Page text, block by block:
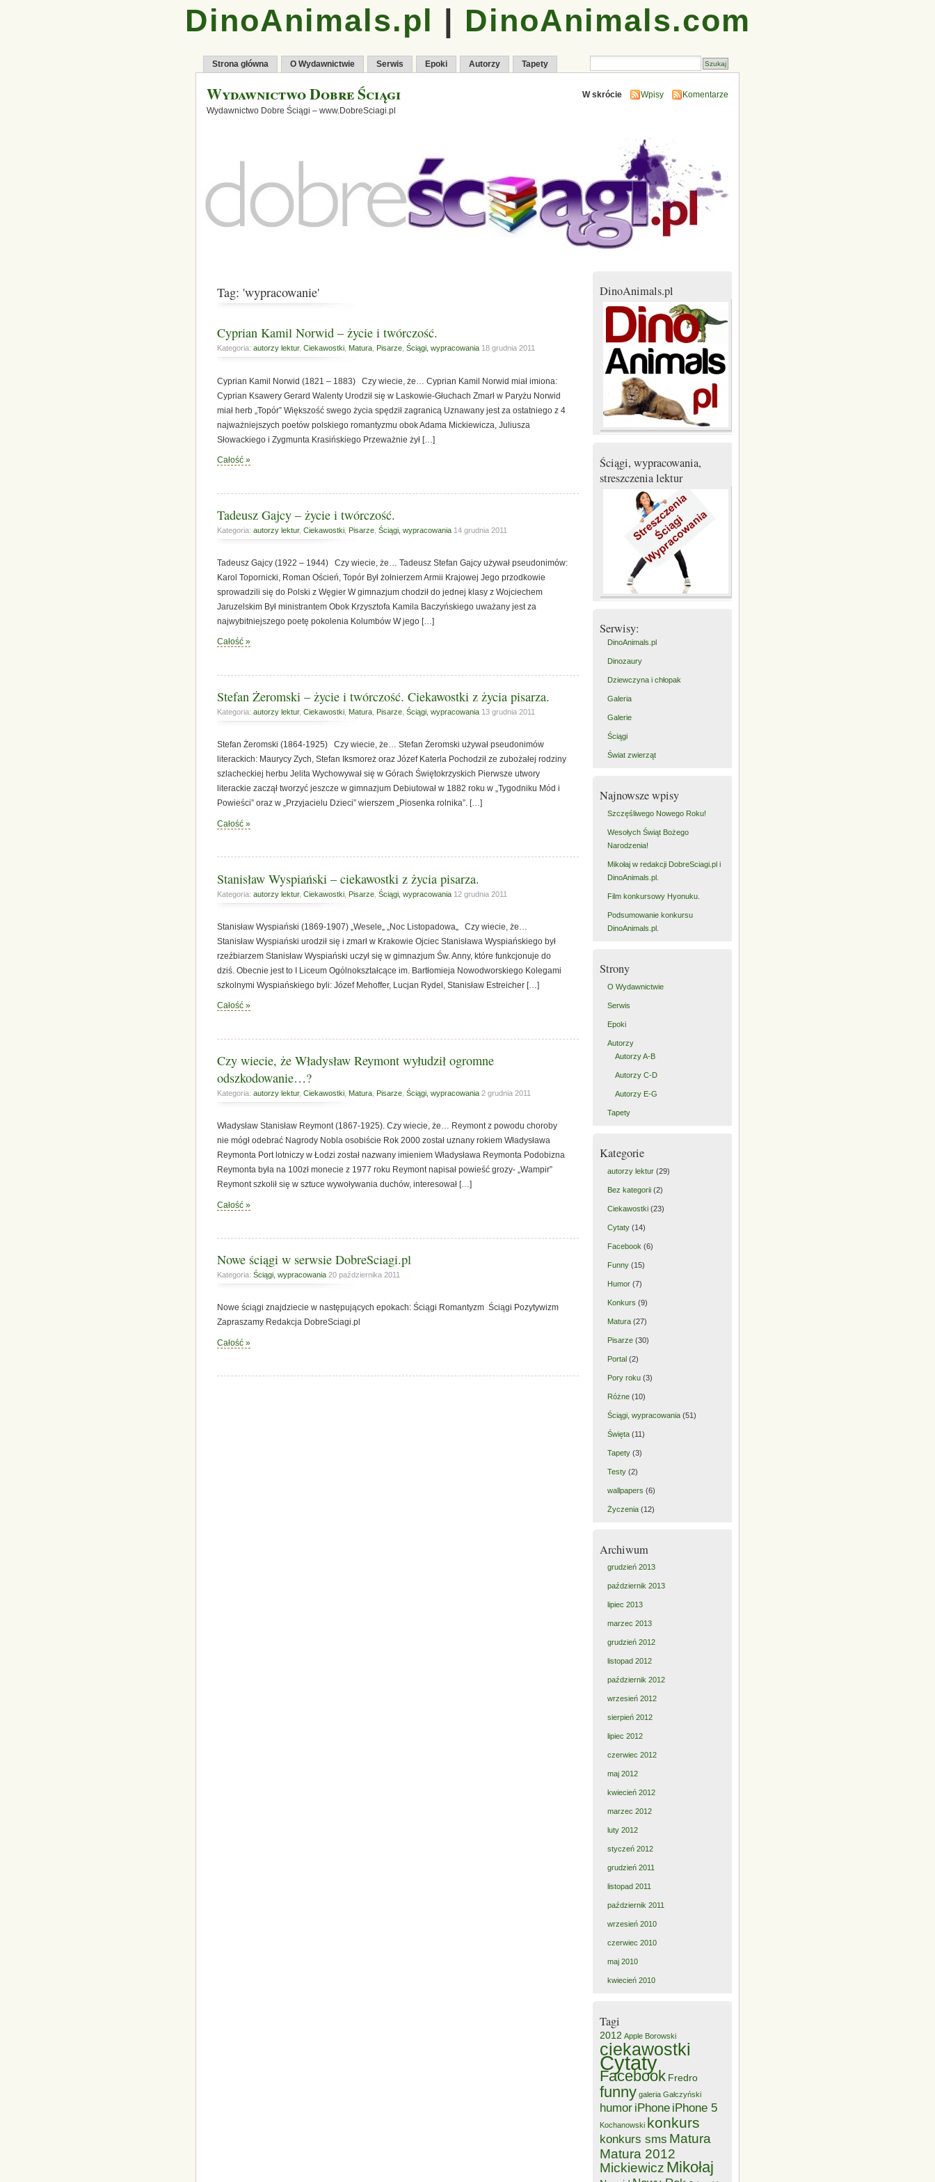
DinoAnimals.pl | DinoAnimals.com
Strona główna O Wydawnictwie Serwis Epoki Autorzy Tapety
Wydawnictwo Dobre Ściągi
Wydawnictwo Dobre Ściągi – www.DobreSciagi.pl
W skrócie Wpisy Komentarze
Tag: 'wypracowanie'
Cyprian Kamil Norwid – życie i twórczość.
Kategoria: autorzy lektur, Ciekawostki, Matura, Pisarze, Ściągi, wypracowania 18 grudnia 2011
Cyprian Kamil Norwid (1821 – 1883) Czy wiecie, że… Cyprian Kamil Norwid miał imiona:
Cyprian Ksawery Gerard Walenty Urodził się w Laskowie-Głuchach Zmarł w Paryżu Norwid
miał herb „Topór” Większość swego życia spędził zagranicą Uznawany jest za ostatniego z 4
najważniejszych poetów polskiego romantyzmu obok Adama Mickiewicza, Juliusza
Słowackiego i Zygmunta Krasińskiego Przeważnie żył […]
Całość »
Tadeusz Gajcy – życie i twórczość.
Kategoria: autorzy lektur, Ciekawostki Pisarze Ściągi, wypracowania 14 grudnia 2011
Tadeusz Gajcy (1922 – 1944) Czy wiecie, że… Tadeusz Stefan Gajcy używał pseudonimów:
Karol Topornicki, Roman Oścień, Topór Był żołnierzem Armii Krajowej Jego przodkowie
sprowadzili się do Polski z Węgier W gimnazjum chodził do jednej klasy z Wojciechem
Jaruzelskim Był ministrantem Obok Krzysztofa Kamila Baczyńskiego uważany jest za
najwybitniejszego poetę pokolenia Kolumbów W jego […]
Całość »
Stefan Żeromski – życie i twórczość. Ciekawostki z życia pisarza.
Kategoria: autorzy lektur, Ciekawostki Matura Pisarze Ściągi, wypracowania 13 grudnia 2011
Stefan Żeromski (1864-1925) Czy wiecie, że… Stefan Żeromski używał pseudonimów
literackich: Maurycy Zych, Stefan Iksmoreż oraz Józef Katerla Pochodził ze zubożałej rodziny
szlacheckiej herbu Jelita Wychowywał się w Górach Świętokrzyskich Pierwsze utwory
literackie zaczął tworzyć jeszcze w gimnazjum Debiutował w 1882 roku w „Tygodniku Mód i
Powieści” oraz w „Przyjacielu Dzieci” wierszem „Piosenka rolnika”. […]
Całość »
Stanisław Wyspiański – ciekawostki z życia pisarza.
Kategoria: autorzy lektur, Ciekawostki Pisarze Ściągi, wypracowania 12 grudnia 2011
Stanisław Wyspiański (1869-1907) „Wesele„ „Noc Listopadowa„ Czy wiecie, że…
Stanisław Wyspiański urodził się i zmarł w Krakowie Ojciec Stanisława Wyspiańskiego był
rzeźbiarzem Stanisław Wyspiański uczył się w gimnazjum Św. Anny, które funkcjonuje do
dziś. Obecnie jest to I Liceum Ogólnokształcące im. Bartłomieja Nowodworskiego Kolegami
szkolnymi Wyspiańskiego byli: Józef Mehoffer, Lucjan Rydel, Stanisław Estreicher […]
Całość »
Czy wiecie, że Władysław Reymont wyłudził ogromne
odszkodowanie…?
Kategoria: autorzy lektur, Ciekawostki Matura Pisarze Ściągi, wypracowania 2 grudnia 2011
Władysław Stanisław Reymont (1867-1925). Czy wiecie, że… Reymont z powodu choroby
nie mógł odebrać Nagrody Nobla osobiście Rok 2000 został uznany rokiem Władysława
Reymonta Port lotniczy w Łodzi został nazwany imieniem Władysława Reymonta Podobizna
Reymonta była na 100zł monecie z 1977 roku Reymont napisał powieść grozy- „Wampir”
Reymont szkolił się w sztuce wywoływania duchów, interesował […]
Całość »
Nowe ściągi w serwsie DobreSciagi.pl
Kategoria: Ściągi, wypracowania 20 października 2011
Nowe ściągi znajdziecie w następujących epokach: Ściągi Romantyzm Ściągi Pozytywizm
Zapraszamy Redakcja DobreSciagi.pl
Całość »
DinoAnimals.pl
Ściągi, wypracowania,
streszczenia lektur
Serwisy:
DinoAnimals.pl
Dinozaury
Dziewczyna i chłopak
Galeria
Galerie
Ściągi
Świat zwierząt
Najnowsze wpisy
Szczęśliwego Nowego Roku!
Wesołych Świąt Bożego
Narodzenia!
Mikołaj w redakcji DobreSciagi.pl i
DinoAnimals.pl.
Film konkursowy Hyonuku.
Podsumowanie konkursu
DinoAnimals.pl.
Strony
O Wydawnictwie
Serwis
Epoki
Autorzy
Autorzy A-B
Autorzy C-D
Autorzy E-G
Tapety
Kategorie
autorzy lektur(29)
Bez kategorii(2)
Ciekawostki(23)
Cytaty(14)
Facebook (6)
Funny(15)
Humor(7)
Konkurs (9)
Matura(27)
Pisarze(30)
Portal(2)
Pory roku(3)
Różne(10)
Ściągi, wypracowania(51)
Święta(11)
Tapety(3)
Testy(2)
wallpapers (6)
Życzenia(12)
Archiwum
grudzień 2013
październik 2013
lipiec 2013
marzec 2013
grudzień 2012
listopad 2012
październik 2012
wrzesień 2012
sierpień 2012
lipiec 2012
czerwiec 2012
maj 2012
kwiecień 2012
marzec 2012
luty 2012
styczeń 2012
grudzień 2011
listopad 2011
październik 2011
wrzesień 2010
czerwiec 2010
maj 2010
kwiecień 2010
Tagi
2012 Apple Borowski
ciekawostki
Cytaty
Facebook Fredro
funny galeria Gałczyński
humor iPhone iPhone 5
Kochanowski konkurs
konkurs sms Matura
Matura 2012
Mickiewicz Mikołaj